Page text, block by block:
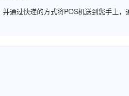
通过快递的方式将POS机送到您手上